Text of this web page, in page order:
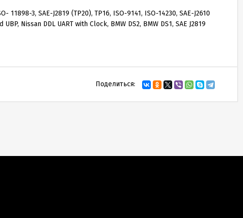
11898-3, SAE-J2819 (TP20), TP16, ISO-9141, ISO-14230, SAE-J2610
Nissan DDL UART with Clock, BMW DS2, BMW DS1, SAE J2819
Поделиться: